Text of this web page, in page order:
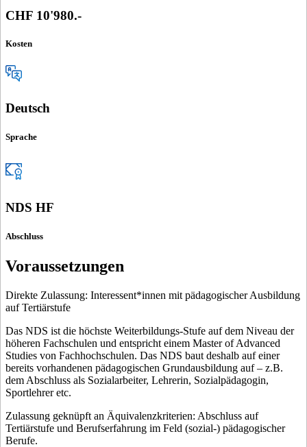
CHF 10'980.-
Kosten
Deutsch
Sprache
NDS HF
Abschluss
Voraussetzungen
Direkte Zulassung: Interessent*innen mit pädagogischer Ausbildung
auf Tertiärstufe
Das NDS ist die höchste Weiterbildungs-Stufe auf dem Niveau der
höheren Fachschulen und entspricht einem Master of Advanced
Studies von Fachhochschulen. Das NDS baut deshalb auf einer
bereits vorhandenen pädagogischen Grundausbildung auf – z.B.
dem Abschluss als Sozialarbeiter, Lehrerin, Sozialpädagogin,
Sportlehrer etc.
Zulassung geknüpft an Äquivalenzkriterien: Abschluss auf
Tertiärstufe und Berufserfahrung im Feld (sozial-) pädagogischer
Berufe.